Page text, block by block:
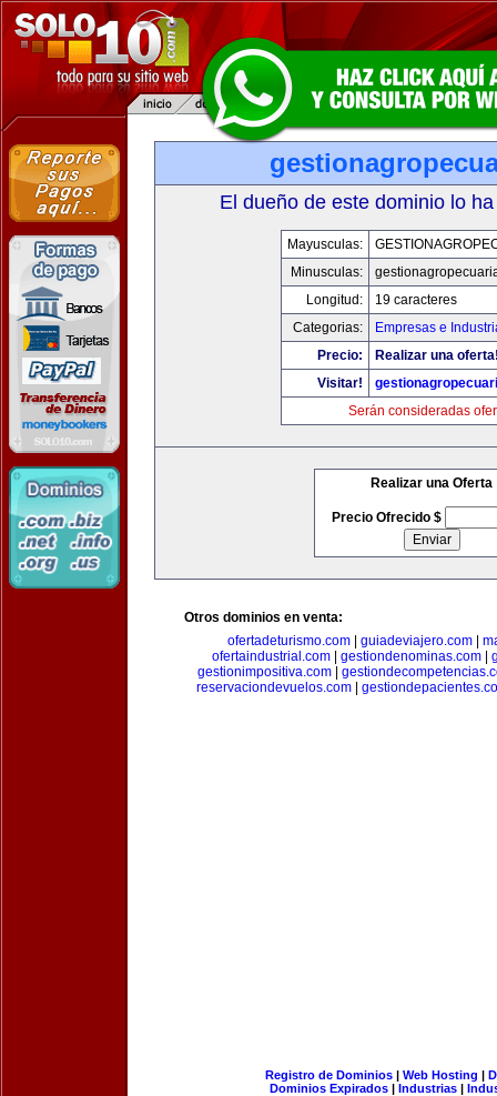
El dueño de este dominio lo
Mayusculas:
Minusculas:
Longitud:
19 caracteres
Categorias:
Empresas e
Precio:
Realizar una
Visitar!
Serán consideradas
Realizar una Oferta
Precio Ofrecido $
Otros dominios en venta:
ofertadeturismo.com| guiadeviajero.com|
ofertaindustrial.com| gestiondenominas.com|
gestionimpositiva.com
reservaciondevuelos.com
Registro de Dominios| Web Hosting |
Dominios Expirados | Industrias |